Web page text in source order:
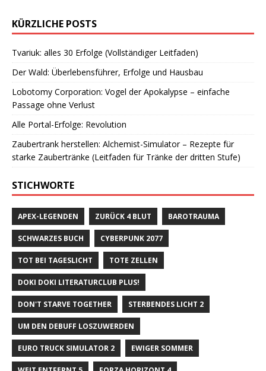
KÜRZLICHE POSTS
Tvariuk: alles 30 Erfolge (Vollständiger Leitfaden)
Der Wald: Überlebensführer, Erfolge und Hausbau
Lobotomy Corporation: Vogel der Apokalypse – einfache
Passage ohne Verlust
Alle Portal-Erfolge: Revolution
Zaubertrank herstellen: Alchemist-Simulator – Rezepte für
starke Zaubertränke (Leitfaden für Tränke der dritten Stufe)
STICHWORTE
APEX-LEGENDEN ZURÜCK 4 BLUT BAROTRAUMA
SCHWARZES BUCH CYBERPUNK 2077
TOT BEI TAGESLICHT TOTE ZELLEN
DOKI DOKI LITERATURCLUB PLUS!
DON'T STARVE TOGETHER STERBENDES LICHT 2
UM DEN DEBUFF LOSZUWERDEN
EURO TRUCK SIMULATOR 2 EWIGER SOMMER